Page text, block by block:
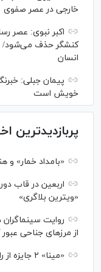
خارجی در عصر صفوی
اکبر نبوی: عصر
کنشگر حذف می‌شود/
انسان
پیمان جبلی:
خویش است
پربازدیدترین
«بامداد خمار»
اربعین در قاب
«ویترین بلاگری»
روایت سینماگران
از مرزهای جناحی عبور
«مینا» ۲ جایزه از راه ابریشم گرفت